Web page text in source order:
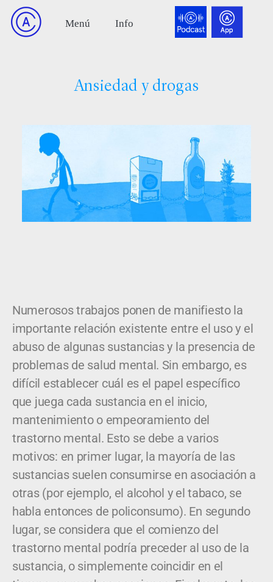
Ansiedad y drogas
Numerosos trabajos ponen de manifiesto la
importante relación existente entre el uso y el
abuso de algunas sustancias y la presencia de
problemas de salud mental. Sin embargo, es
difícil establecer cuál es el papel específico
que juega cada sustancia en el inicio,
mantenimiento o empeoramiento del
trastorno mental. Esto se debe a varios
motivos: en primer lugar, la mayoría de las
sustancias suelen consumirse en asociación a
otras (por ejemplo, el alcohol y el tabaco, se
habla entonces de policonsumo). En segundo
lugar, se considera que el comienzo del
trastorno mental podría preceder al uso de la
sustancia, o simplemente coincidir en el